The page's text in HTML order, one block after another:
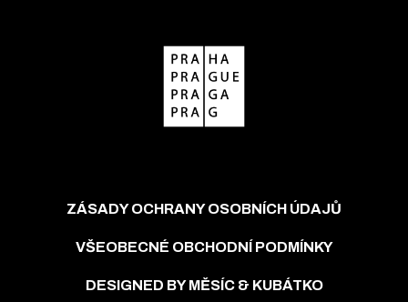
ZÁSADY OCHRANY OSOBNÍCH ÚDAJŮ
VŠEOBECNÉ OBCHODNÍ PODMÍNKY
DESIGNED BY MĚSÍC & KUBÁTKO